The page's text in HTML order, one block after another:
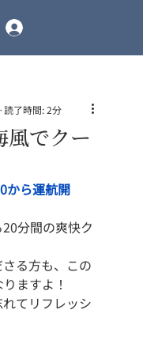
風でクー
読了時間: 2分
から運航開
分間の爽快ク
る方も、この
ますよ！
てリフレッシ